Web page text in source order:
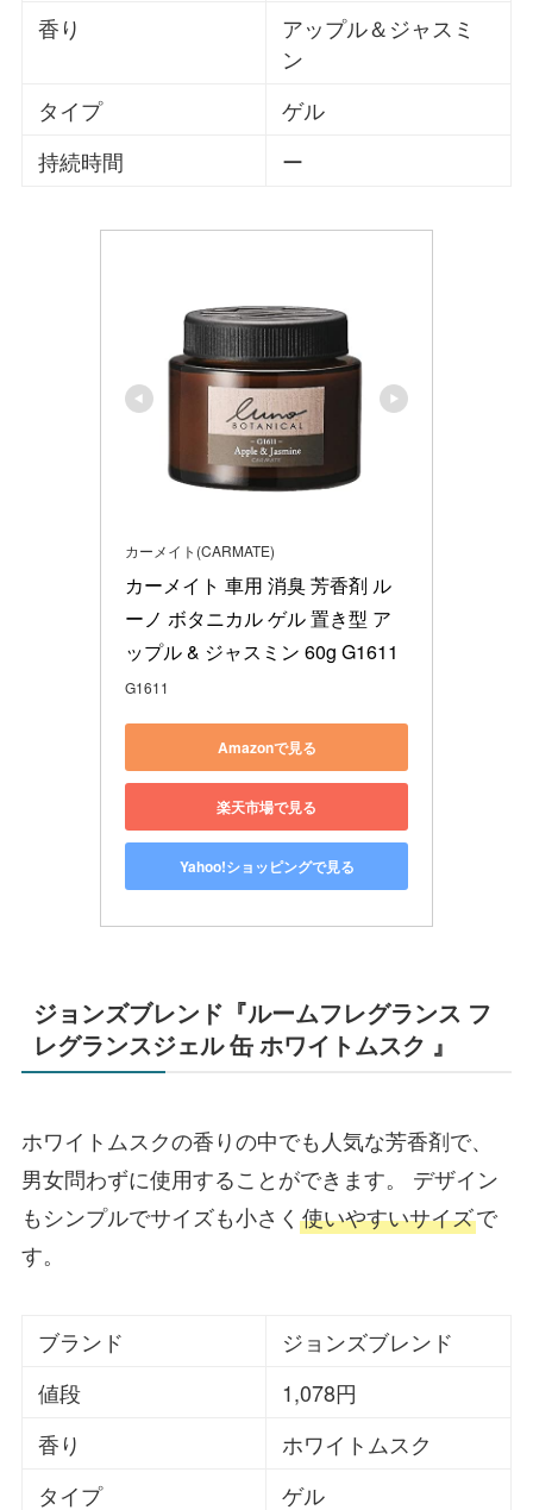
香り
アップル＆ジャスミ
ン
タイプ
ゲル
持続時間
ー
カーメイト(CARMATE)
カーメイト 車用 消臭 芳香剤 ル
ーノ ボタニカル ゲル 置き型 ア
ップル & ジャスミン 60g G1611
G1611
Amazonで見る
楽天市場で見る
Yahoo!ショッピングで見る
ジョンズブレンド『ルームフレグランス フ
レグランスジェル 缶 ホワイトムスク 』
ホワイトムスクの香りの中でも人気な芳香剤で、
男女問わずに使用することができます。 デザイン
もシンプルでサイズも小さく 使いやすいサイズで
す。
ブランド
ジョンズブレンド
値段
1,078円
香り
ホワイトムスク
タイプ
ゲル